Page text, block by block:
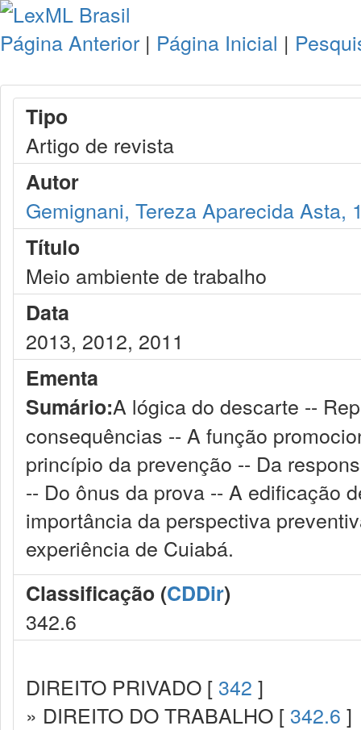
Página Anterior | Página Inicial |
Tipo
Artigo de revista
Autor
Gemignani, Tereza Aparecida Asta,
Título
Meio ambiente de trabalho
Data
2013, 2012, 2011
Ementa
Sumário:A lógica do descarte --
consequências -- A função
princípio da prevenção -- Da
-- Do ônus da prova -- A edificação
importância da perspectiva
experiência de Cuiabá.
Classificação (CDDir)
342.6
DIREITO PRIVADO [ 342 ]
» DIREITO DO TRABALHO [ 342.6 ]